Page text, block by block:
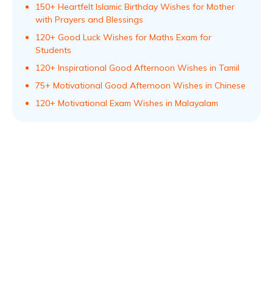
150+ Heartfelt Islamic Birthday Wishes for Mother
with Prayers and Blessings
120+ Good Luck Wishes for Maths Exam for
Students
120+ Inspirational Good Afternoon Wishes in Tamil
75+ Motivational Good Afternoon Wishes in Chinese
120+ Motivational Exam Wishes in Malayalam